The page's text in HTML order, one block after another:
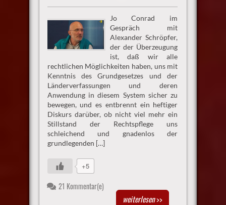
Jo Conrad im
Gespräch mit
Alexander Schröpfer,
der der Überzeugung
ist, daß wir alle
rechtlichen Möglichkeiten haben, uns mit
Kenntnis des Grundgesetzes und der
Länderverfassungen und deren
Anwendung in diesem System sicher zu
bewegen, und es entbrennt ein heftiger
Diskurs darüber, ob nicht viel mehr ein
Stillstand der Rechtspflege uns
schleichend und gnadenlos der
grundlegenden […]
+5
21 Kommentar(e)
weiterlesen>>